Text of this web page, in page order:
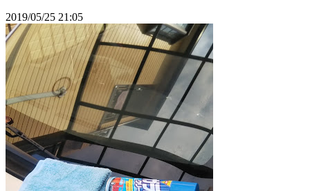
2019/05/25 21:05